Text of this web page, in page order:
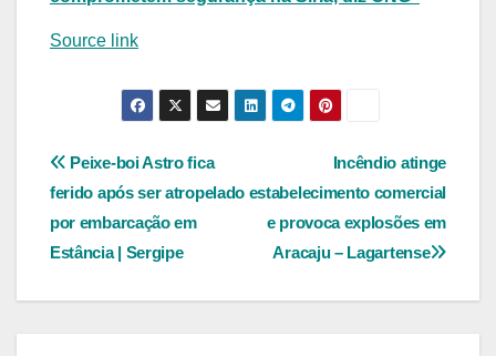
Source link
Navegação
de
Post
Incêndio atinge
estabelecimento comercial
e provoca explosões em
Aracaju – Lagartense
Peixe-boi Astro fica
ferido após ser atropelado
por embarcação em
Estância | Sergipe